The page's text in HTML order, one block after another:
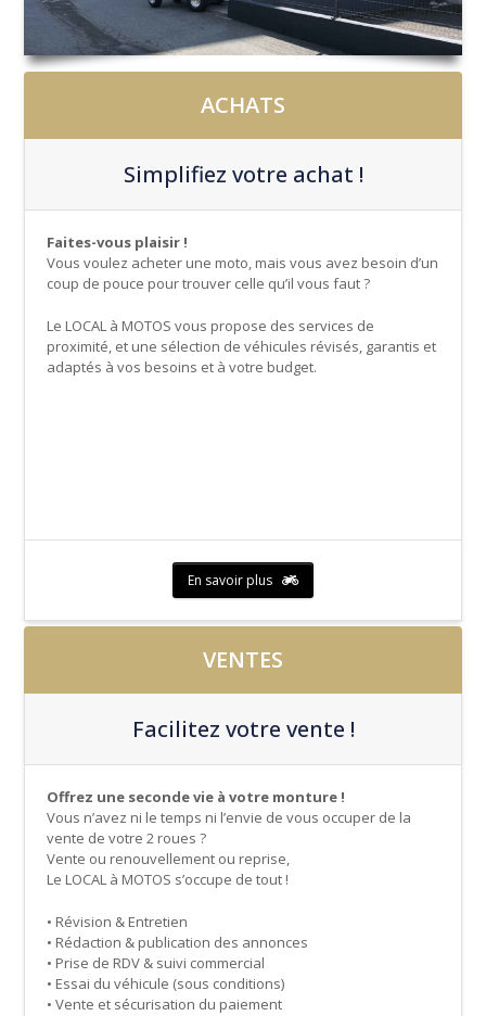
ACHATS
Simplifiez votre achat !
Faites-vous plaisir !
Vous voulez acheter une moto, mais vous avez besoin d’un
coup de pouce pour trouver celle qu’il vous faut ?
Le LOCAL à MOTOS vous propose des services de
proximité, et une sélection de véhicules révisés, garantis et
adaptés à vos besoins et à votre budget.
En savoir plus
VENTES
Facilitez votre vente !
Offrez une seconde vie à votre monture !
Vous n’avez ni le temps ni l’envie de vous occuper de la
vente de votre 2 roues ?
Vente ou renouvellement ou reprise,
Le LOCAL à MOTOS s’occupe de tout !
• Révision & Entretien
• Rédaction & publication des annonces
• Prise de RDV & suivi commercial
• Essai du véhicule (sous conditions)
• Vente et sécurisation du paiement